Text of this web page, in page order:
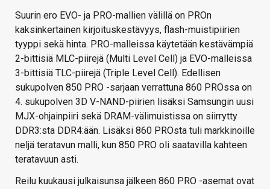
Suurin ero EVO- ja PRO-mallien välillä on PROn
kaksinkertainen kirjoituskestävyys, flash-muistipiirien
tyyppi sekä hinta. PRO-malleissa käytetään kestävämpiä
2-bittisiä MLC-piirejä (Multi Level Cell) ja EVO-malleissa
3-bittisiä TLC-piirejä (Triple Level Cell). Edellisen
sukupolven 850 PRO -sarjaan verrattuna 860 PROssa on
4. sukupolven 3D V-NAND-piirien lisäksi Samsungin uusi
MJX-ohjainpiiri sekä DRAM-välimuistissa on siirrytty
DDR3:sta DDR4:ään. Lisäksi 860 PROsta tuli markkinoille
neljä teratavun malli, kun 850 PRO oli saatavilla kahteen
teratavuun asti.
Reilu kuukausi julkaisunsa jälkeen 860 PRO -asemat ovat